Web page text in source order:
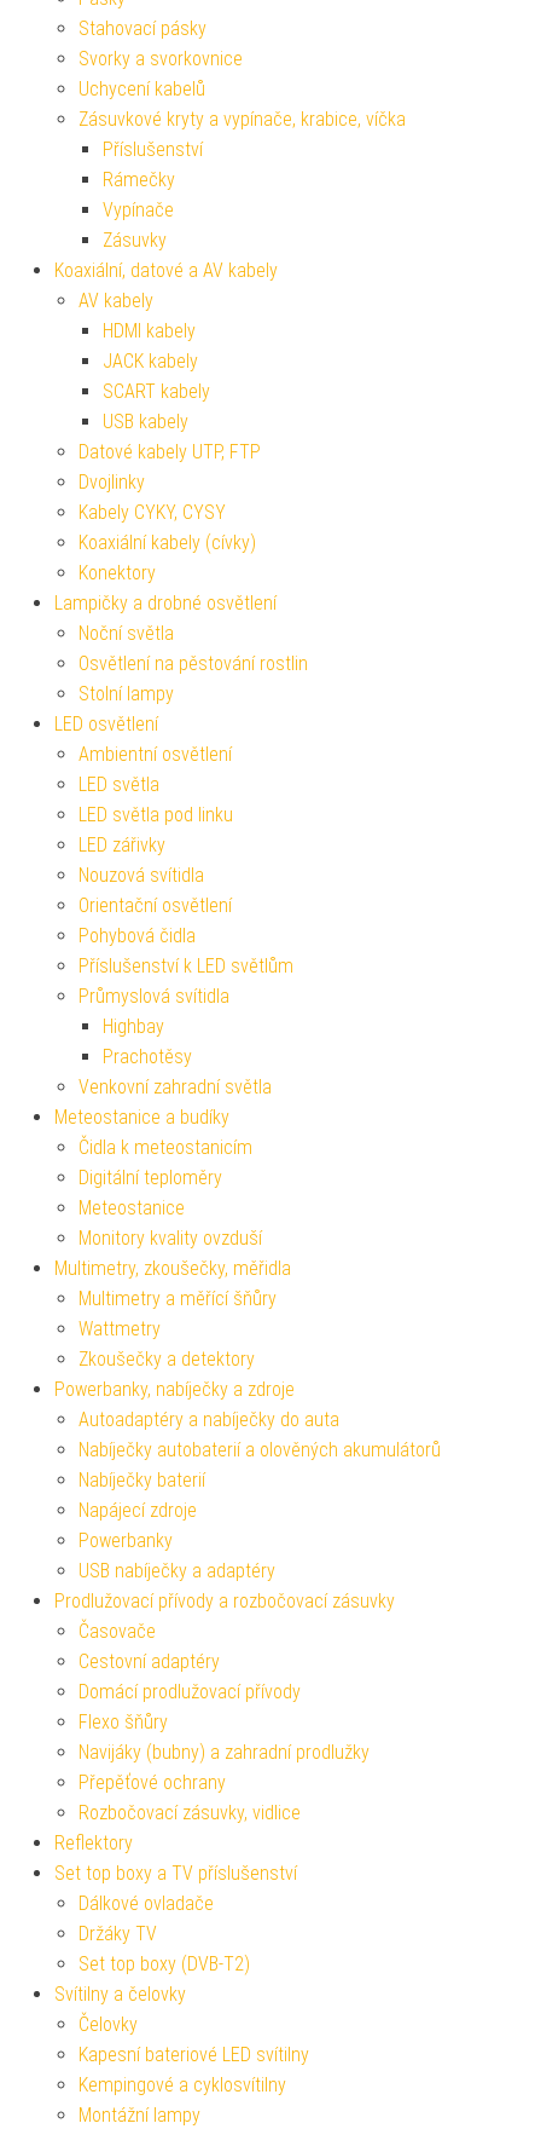
Stahovací pásky
Svorky a svorkovnice
Uchycení kabelů
Zásuvkové kryty a vypínače, krabice, víčka
Příslušenství
Rámečky
Vypínače
Zásuvky
Koaxiální, datové a AV kabely
AV kabely
HDMI kabely
JACK kabely
SCART kabely
USB kabely
Datové kabely UTP, FTP
Dvojlinky
Kabely CYKY, CYSY
Koaxiální kabely (cívky)
Konektory
Lampičky a drobné osvětlení
Noční světla
Osvětlení na pěstování rostlin
Stolní lampy
LED osvětlení
Ambientní osvětlení
LED světla
LED světla pod linku
LED zářivky
Nouzová svítidla
Orientační osvětlení
Pohybová čidla
Příslušenství k LED světlům
Průmyslová svítidla
Highbay
Prachotěsy
Venkovní zahradní světla
Meteostanice a budíky
Čidla k meteostanicím
Digitální teploměry
Meteostanice
Monitory kvality ovzduší
Multimetry, zkoušečky, měřidla
Multimetry a měřící šňůry
Wattmetry
Zkoušečky a detektory
Powerbanky, nabíječky a zdroje
Autoadaptéry a nabíječky do auta
Nabíječky autobaterií a olověných akumulátorů
Nabíječky baterií
Napájecí zdroje
Powerbanky
USB nabíječky a adaptéry
Prodlužovací přívody a rozbočovací zásuvky
Časovače
Cestovní adaptéry
Domácí prodlužovací přívody
Flexo šňůry
Navijáky (bubny) a zahradní prodlužky
Přepěťové ochrany
Rozbočovací zásuvky, vidlice
Reflektory
Set top boxy a TV příslušenství
Dálkové ovladače
Držáky TV
Set top boxy (DVB-T2)
Svítilny a čelovky
Čelovky
Kapesní bateriové LED svítilny
Kempingové a cyklosvítilny
Montážní lampy